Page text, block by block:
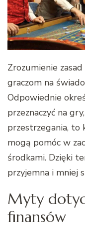
Zrozumienie
graczom na
Odpowiednie
przeznaczyć na
przestrzegania, to
mogą pomóc w
środkami. Dzięki
przyjemna i mniej
Myty
finansów